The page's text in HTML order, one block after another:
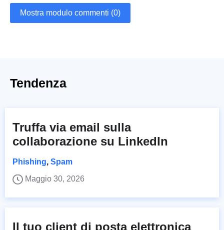
Mostra modulo commenti (0)
Tendenza
Truffa via email sulla
collaborazione su LinkedIn
Phishing, Spam
Maggio 30, 2026
Il tuo client di posta elettronica